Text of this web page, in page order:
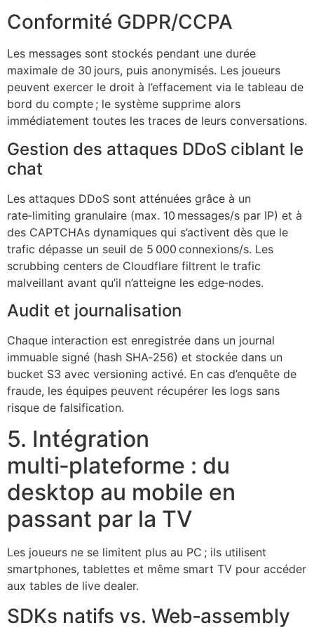
Conformité GDPR/CCPA
Les messages sont stockés pendant une durée
maximale de 30 jours, puis anonymisés. Les joueurs
peuvent exercer le droit à l’effacement via le tableau de
bord du compte ; le système supprime alors
immédiatement toutes les traces de leurs conversations.
Gestion des attaques DDoS ciblant le
chat
Les attaques DDoS sont atténuées grâce à un
rate‑limiting granulaire (max. 10 messages/s par IP) et à
des CAPTCHAs dynamiques qui s’activent dès que le
trafic dépasse un seuil de 5 000 connexions/s. Les
scrubbing centers de Cloudflare filtrent le trafic
malveillant avant qu’il n’atteigne les edge‑nodes.
Audit et journalisation
Chaque interaction est enregistrée dans un journal
immuable signé (hash SHA‑256) et stockée dans un
bucket S3 avec versioning activé. En cas d’enquête de
fraude, les équipes peuvent récupérer les logs sans
risque de falsification.
5. Intégration
multi‑plateforme : du
desktop au mobile en
passant par la TV
Les joueurs ne se limitent plus au PC ; ils utilisent
smartphones, tablettes et même smart TV pour accéder
aux tables de live dealer.
SDKs natifs vs. Web‑assembly